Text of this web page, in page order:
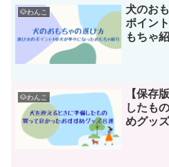
🐶わんこ
犬のお
ポイン
もちゃ
🐶わんこ
【保存
したも
めグッ